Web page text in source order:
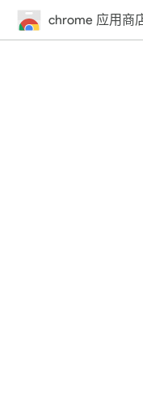
chrome 应用商